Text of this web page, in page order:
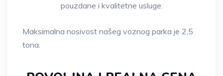
pouzdane i kvalitetne usluge.
Maksimalna nosivost našeg voznog parka je 2,5
tona.